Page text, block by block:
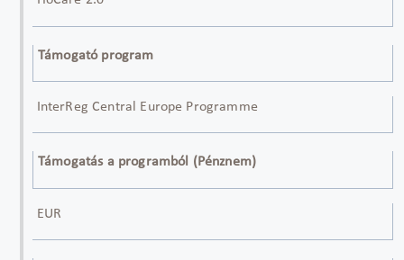
Támogató program
InterReg Central Europe Programme
Támogatás a programból (Pénznem)
EUR